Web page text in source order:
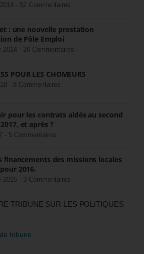
- 52 Commentaires
: une nouvelle prestation
de Pôle Emploi
2014 - 26 Commentaires
POUR LES CHÔMEURS
- 8 Commentaires
pour les contrats aidés au second
et après ?
- 5 Commentaires
financements des missions locales
2016.
2015 - 3 Commentaires
TRIBUNE SUR LES POLITIQUES
tribune